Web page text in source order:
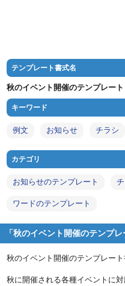
テンプレート書式名
秋のイベント開催のテンプレー
キーワード
例文 お知らせ チラシ
カテゴリ
お知らせのテンプレート
ワードのテンプレート
「秋のイベント開催のテンプ
秋のイベント開催のテンプレート
秋に開催される各種イベントに